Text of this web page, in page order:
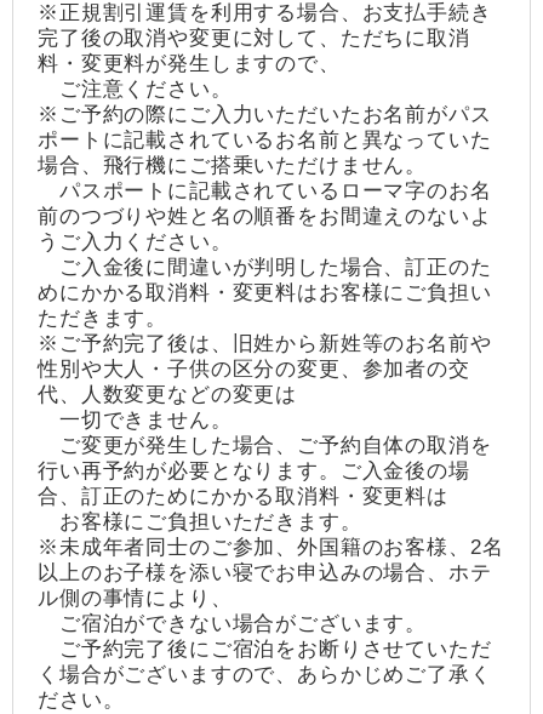
※正規割引運賃を利用する場合、お支払手続き
完了後の取消や変更に対して、ただちに取消
料・変更料が発生しますので、
ご注意ください。
※ご予約の際にご入力いただいたお名前がパス
ポートに記載されているお名前と異なっていた
場合、飛行機にご搭乗いただけません。
パスポートに記載されているローマ字のお名
前のつづりや姓と名の順番をお間違えのないよ
うご入力ください。
ご入金後に間違いが判明した場合、訂正のた
めにかかる取消料・変更料はお客様にご負担い
ただきます。
※ご予約完了後は、旧姓から新姓等のお名前や
性別や大人・子供の区分の変更、参加者の交
代、人数変更などの変更は
一切できません。
ご変更が発生した場合、ご予約自体の取消を
行い再予約が必要となります。ご入金後の場
合、訂正のためにかかる取消料・変更料は
お客様にご負担いただきます。
※未成年者同士のご参加、外国籍のお客様、2名
以上のお子様を添い寝でお申込みの場合、ホテ
ル側の事情により、
ご宿泊ができない場合がございます。
ご予約完了後にご宿泊をお断りさせていただ
く場合がございますので、あらかじめご了承く
ださい。